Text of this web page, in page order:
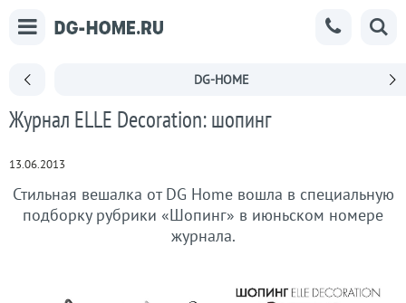
DG-HOME
Журнал ELLE Decoration: шопинг
13.06.2013
Стильная вешалка от DG Home вошла в специальную
подборку рубрики «Шопинг» в июньском номере
журнала.